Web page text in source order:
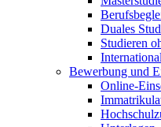
Duales
Studieren
Bewerbung und
Online-